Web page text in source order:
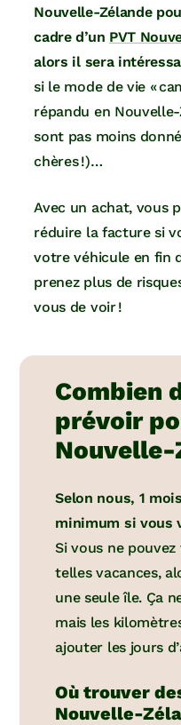
Nouvelle-Zélande
cadre d’un PVT
alors il sera
si le mode de vie «
répandu en
sont pas moins
chères !)…
Avec un achat, vous
réduire la facture si
votre véhicule en fin
prenez plus de
vous de voir !
Combien
prévoir
Nouvelle-
Selon nous, 1
minimum si vous
Si vous ne
telles vacances,
une seule île. Ça
mais les
ajouter les jours
Où trouver
Nouvelle-